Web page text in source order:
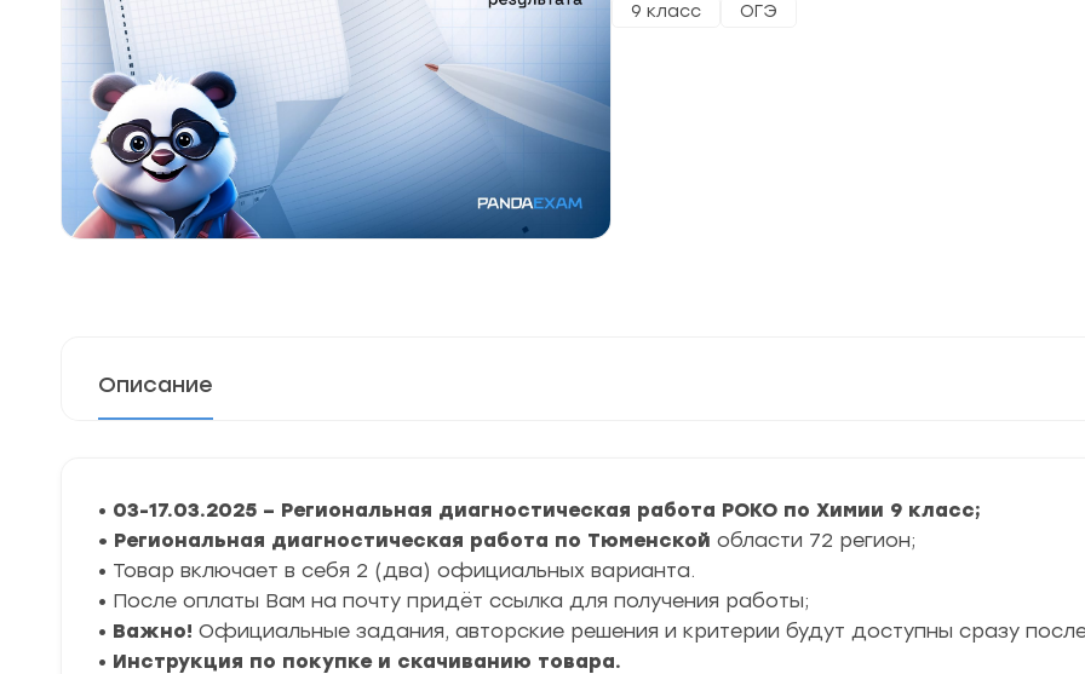
9 класс ОГЭ
Описание
• 03-17.03.2025 – Региональная диагностическая работа РОКО по Химии 9 класс;
• Региональная диагностическая работа по Тюменской области 72 регион;
• Товар включает в себя 2 (два) официальных варианта.
• После оплаты Вам на почту придёт ссылка для получения работы;
• Важно! Официальные задания, авторские решения и критерии будут доступны сразу
• Инструкция по покупке и скачиванию товара.